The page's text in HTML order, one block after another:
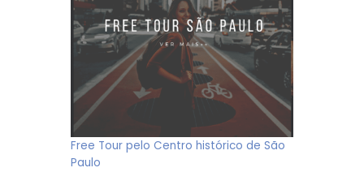
Free Tour pelo Centro histórico de São
Paulo